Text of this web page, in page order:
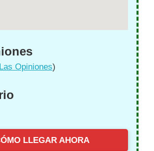
Opiniones)
LLEGAR AHORA